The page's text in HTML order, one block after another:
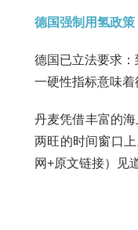
德国强制用氢政策
德国已立法要求
一硬性指标意味
丹麦凭借丰富的
两旺的时间窗口
网+原文链接）见